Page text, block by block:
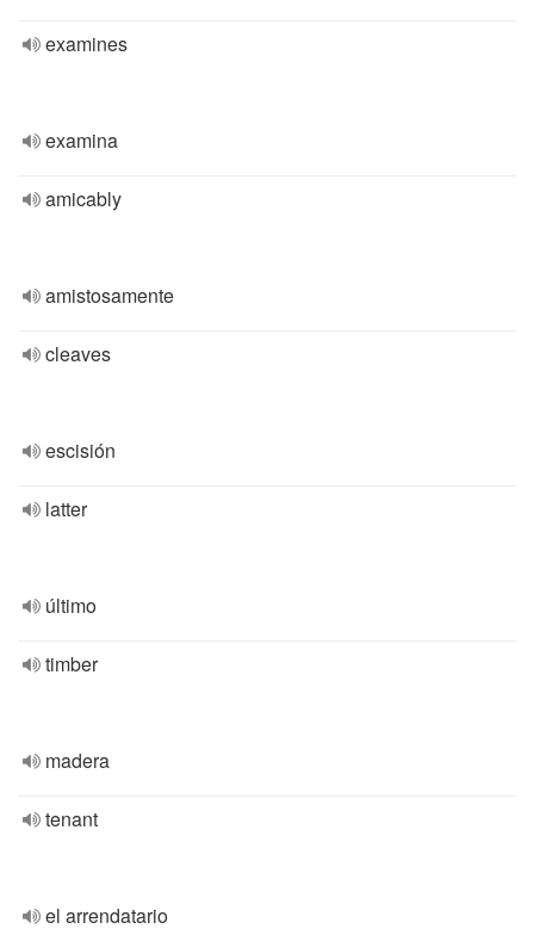
examines
examina
amicably
amistosamente
cleaves
escisión
latter
último
timber
madera
tenant
el arrendatario